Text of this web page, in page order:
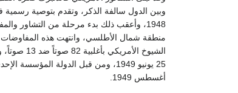
وبين الدول سالفة الذكر، وتقدم بتوصية
1948، وأعقب ذلك بدء مرحلة من التشاور
منطقة شمال الأطلسي، وانتهت هذه
الشيوخ
أغسطس 1949.